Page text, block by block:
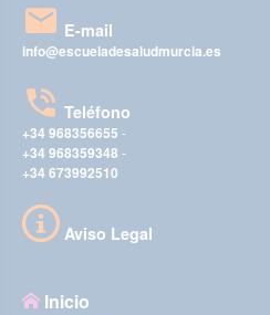
E-mail
info@escueladesaludmurcia.es
Teléfono
+34 968356655 -
+34 968359348 -
+34 673992510
Aviso Legal
Inicio